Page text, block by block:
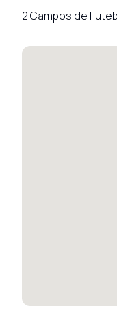
2 Campos de